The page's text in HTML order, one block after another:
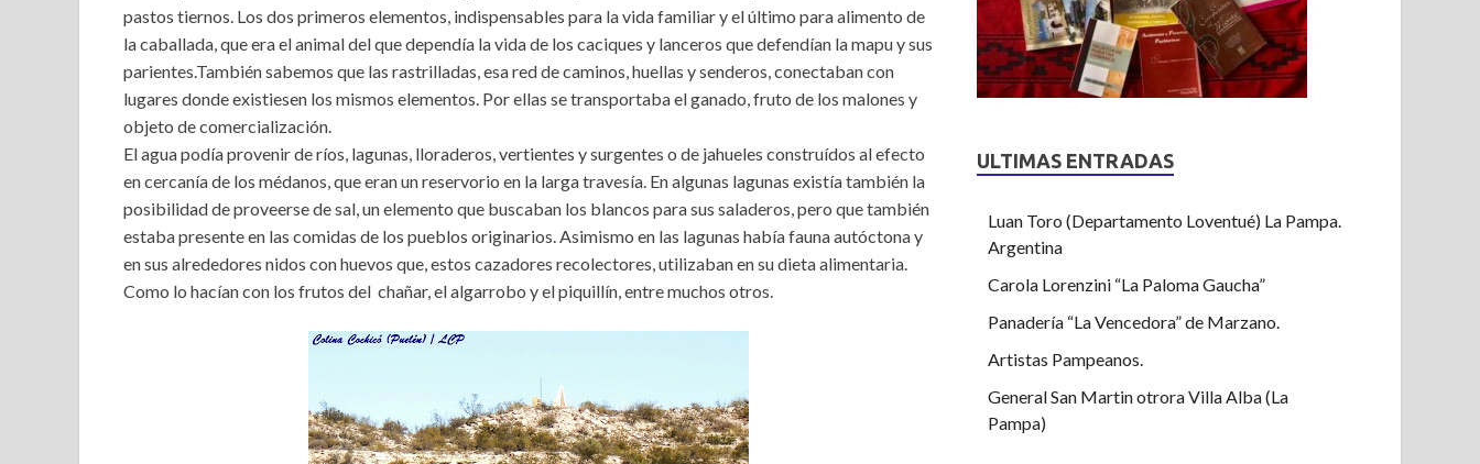
pastos tiernos. Los dos primeros elementos, indispensables para la vida familiar y el último para alimento de
la caballada, que era el animal del que dependía la vida de los caciques y lanceros que defendían la mapu y sus
parientes.También sabemos que las rastrilladas, esa red de caminos, huellas y senderos, conectaban con
lugares donde existiesen los mismos elementos. Por ellas se transportaba el ganado, fruto de los malones y
objeto de comercialización.
El agua podía provenir de ríos, lagunas, lloraderos, vertientes y surgentes o de jahueles construídos al efecto
en cercanía de los médanos, que eran un reservorio en la larga travesía. En algunas lagunas existía también la
posibilidad de proveerse de sal, un elemento que buscaban los blancos para sus saladeros, pero que también
estaba presente en las comidas de los pueblos originarios. Asimismo en las lagunas había fauna autóctona y
en sus alrededores nidos con huevos que, estos cazadores recolectores, utilizaban en su dieta alimentaria.
Como lo hacían con los frutos del chañar, el algarrobo y el piquillín, entre muchos otros.
ULTIMAS ENTRADAS
Luan Toro (Departamento Loventué) La Pampa.
Argentina
Carola Lorenzini “La Paloma Gaucha”
Panadería “La Vencedora” de Marzano.
Artistas Pampeanos.
General San Martin otrora Villa Alba (La
Pampa)